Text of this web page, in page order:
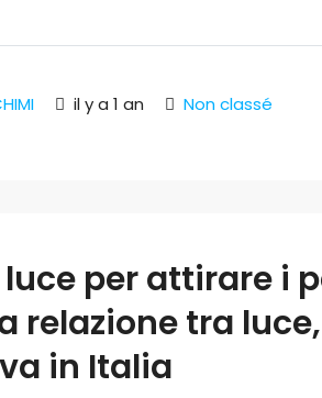
il y a 1 an Non classé
per attirare i
relazione tra
in Italia